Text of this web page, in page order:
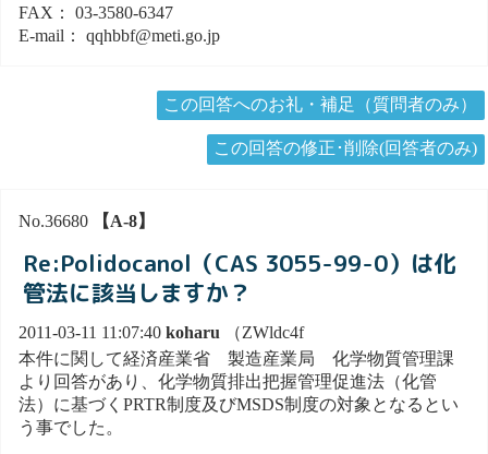
FAX： 03-3580-6347
E-mail： qqhbbf@meti.go.jp
この回答へのお礼・補足（質問者のみ）
この回答の修正･削除(回答者のみ)
No.36680 【A-8】
Re:Polidocanol（CAS 3055-99-0）は化
管法に該当しますか？
2011-03-11 11:07:40 koharu （ZWldc4f
本件に関して経済産業省 製造産業局 化学物質管理課
より回答があり、化学物質排出把握管理促進法（化管
法）に基づくPRTR制度及びMSDS制度の対象となるとい
う事でした。